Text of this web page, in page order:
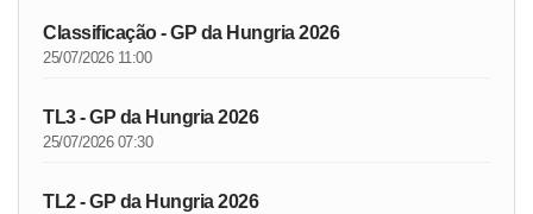
Classificação - GP da Hungria 2026
25/07/2026 11:00
TL3 - GP da Hungria 2026
25/07/2026 07:30
TL2 - GP da Hungria 2026